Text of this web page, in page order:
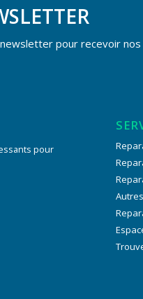
pour recevoir
pour